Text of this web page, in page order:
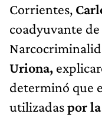
Corrientes,
coadyuvante
Uriona,
determinó que
utilizadaspor